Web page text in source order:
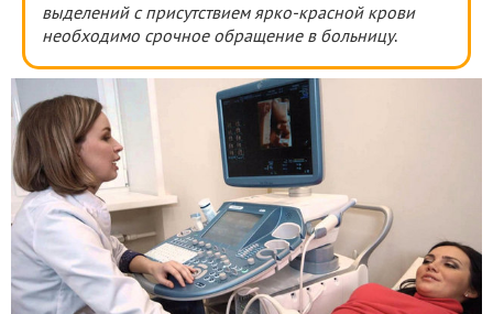
выделений с присутствием ярко-красной крови
необходимо срочное обращение в больницу.